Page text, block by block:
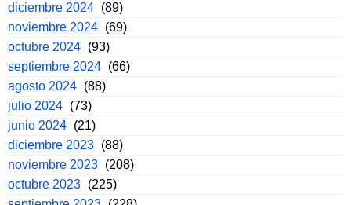
diciembre 2024 (89)
noviembre 2024 (69)
octubre 2024 (93)
septiembre 2024 (66)
agosto 2024 (88)
julio 2024 (73)
junio 2024 (21)
diciembre 2023 (88)
noviembre 2023 (208)
octubre 2023 (225)